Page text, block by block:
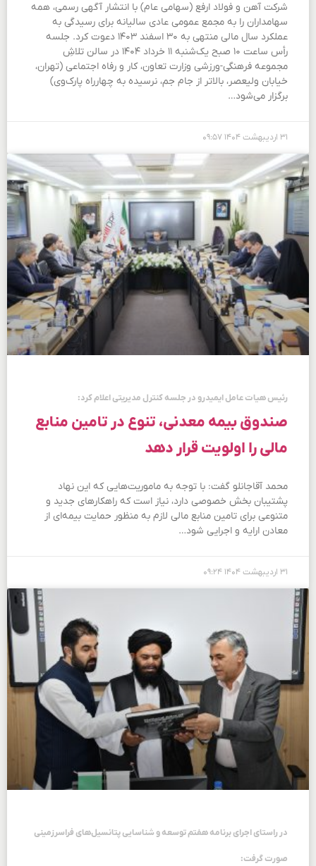
شرکت آهن و فولاد ارفع (سهامی عام) با انتشار آگهی رسمی، همه
سهامداران را به مجمع عمومی عادی سالیانه برای رسیدگی به
عملکرد سال مالی منتهی به ۳۰ اسفند ۱۴۰۳ دعوت کرد. جلسه
رأس ساعت ۱۰ صبح یک‌شنبه ۱۱ خرداد ۱۴۰۴ در سالن تلاشِ
مجموعه فرهنگی-ورزشی وزارت تعاون، کار و رفاه اجتماعی (تهران،
خیابان ولیعصر، بالاتر از جام جم، نرسیده به چهارراه پارک‌وی)
برگزار می‌شود…
۳۱ اردیبهشت ۱۴۰۴ ۰۹:۵۷
رئیس هیات عامل ایمیدرو در جلسه کنترل مدیریتی اعلام کرد:
صندوق بیمه معدنی، تنوع در تامین منابع
مالی را اولویت قرار دهد
محمد آقاجانلو گفت: با توجه به ماموریت‌هایی که این نهاد
پشتیبان بخش خصوصی دارد، نیاز است که راهکارهای جدید و
متنوعی برای تامین منابع مالی لازم به منظور حمایت بیمه‌ای از
معادن ارایه و اجرایی شود…
۳۱ اردیبهشت ۱۴۰۴ ۰۹:۲۴
در راستای اجرای برنامه هفتم توسعه و شناسایی پتانسیل‌های فراسرزمینی
صورت گرفت: